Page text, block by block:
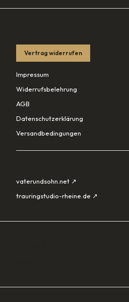
Vertrag widerrufen
Impressum
Widerrufsbelehrung
AGB
Datenschutzerklärung
Versandbedingungen
vaterundsohn.net ↗
trauringstudio-rheine.de ↗